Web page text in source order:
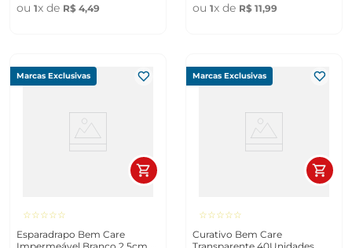
ou 1x de R$ 4,49 ou 1x de R$ 11,99
Marcas Exclusivas
☆☆☆☆☆
Esparadrapo Bem Care
Marcas Exclusivas
☆☆☆☆☆
Curativo Bem Care